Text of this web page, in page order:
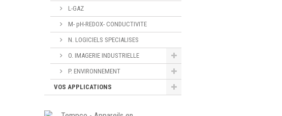
L-GAZ
M- pH-REDOX- CONDUCTIVITE
N. LOGICIELS SPECIALISES
O. IMAGERIE INDUSTRIELLE
P. ENVIRONNEMENT
VOS APPLICATIONS